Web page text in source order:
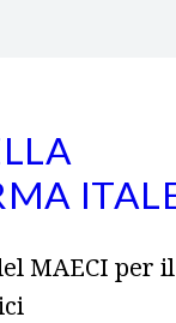
MAECI per il